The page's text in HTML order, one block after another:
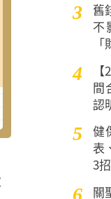
3
舊
不
4
間
認
5
健
表
3
6 關